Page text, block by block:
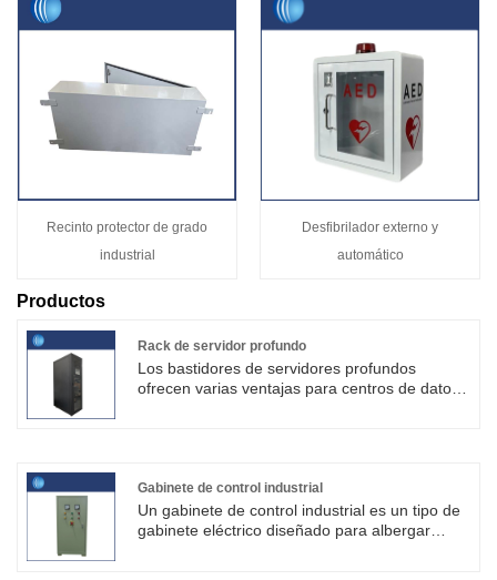
Recinto protector de grado
industrial
Desfibrilador externo y
automático
Productos
Rack de servidor profundo
Los bastidores de servidores profundos
ofrecen varias ventajas para centros de datos
satisfacer diversas necesidades complejas de
control y distribución eléctrica.
Gabinete de control industrial
Un gabinete de control industrial es un tipo de
gabinete eléctrico diseñado para albergar